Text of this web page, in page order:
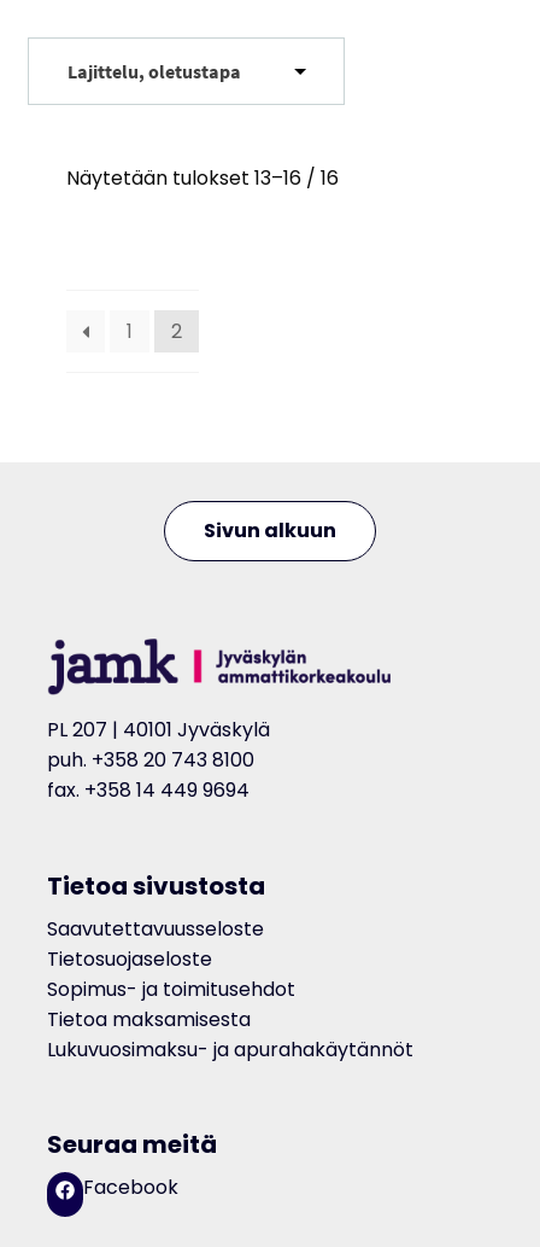
Näytetään tulokset 13–16 / 16
1 2
Sivun alkuun
PL 207 | 40101 Jyväskylä
puh. +358 20 743 8100
fax. +358 14 449 9694
Tietoa sivustosta
Saavutettavuusseloste
Tietosuojaseloste
Sopimus- ja toimitusehdot
Tietoa maksamisesta
Lukuvuosimaksu- ja apurahakäytännöt
Seuraa meitä
Facebook